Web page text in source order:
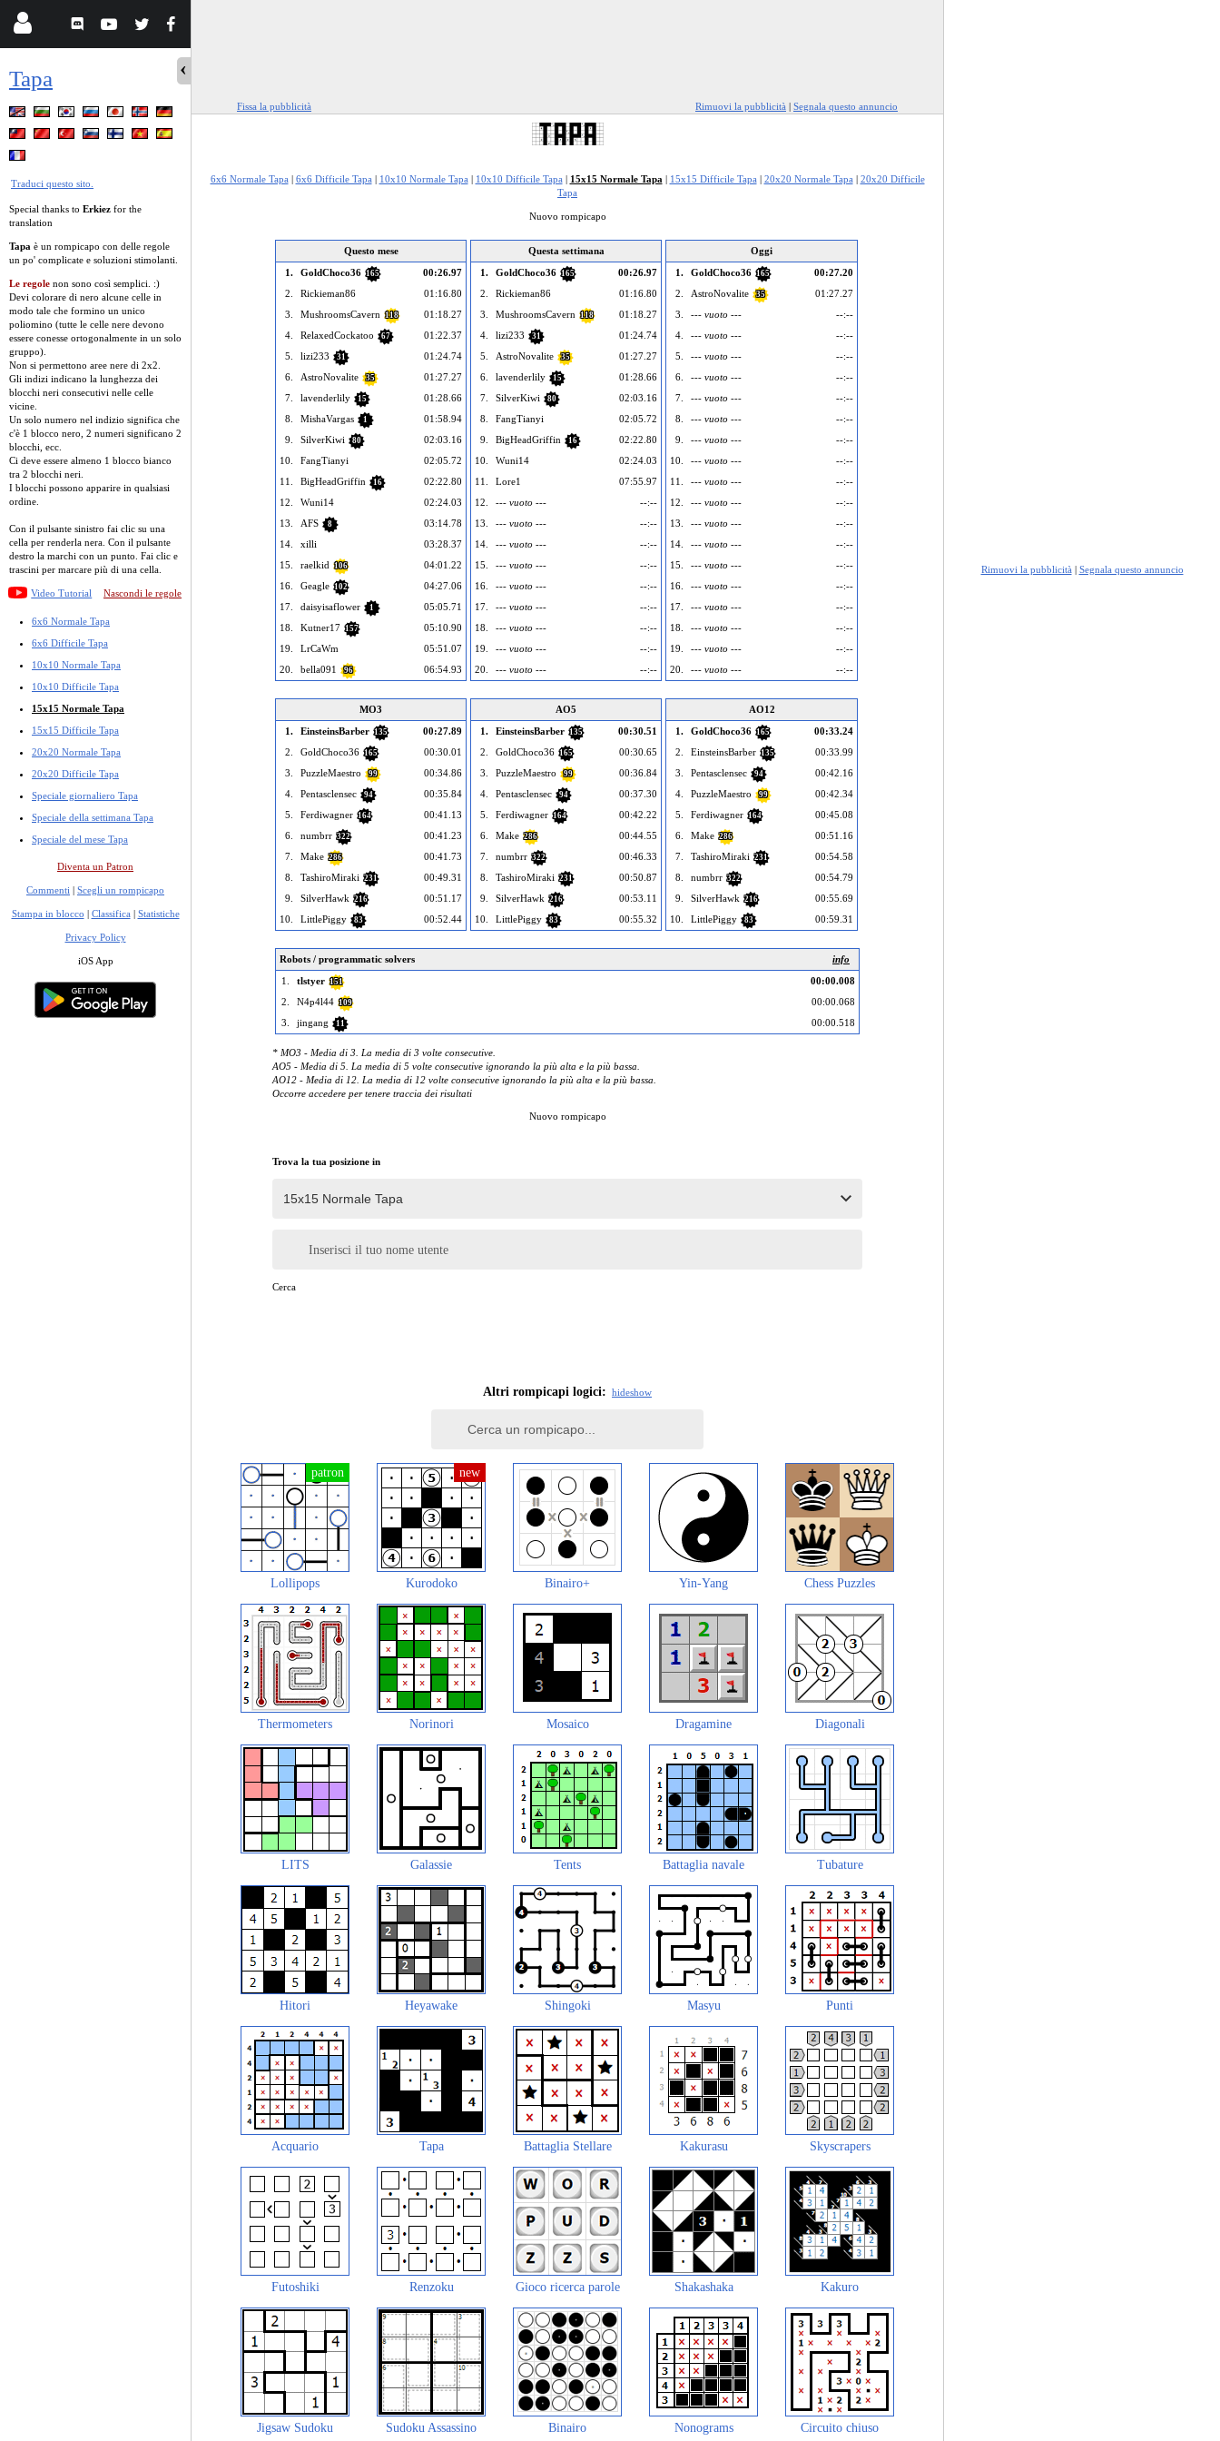
Tapa
Traduci questo sito.
Special thanks to Erkiez for the
translation
Tapa è un rompicapo con delle regole
un po' complicate e soluzioni stimolanti.
Le regole non sono così semplici. :)
Devi colorare di nero alcune celle in
modo tale che formino un unico
poliomino (tutte le celle nere devono
essere conesse ortogonalmente in un solo
gruppo).
Non si permettono aree nere di 2x2.
Gli indizi indicano la lunghezza dei
blocchi neri consecutivi nelle celle
vicine.
Un solo numero nel indizio significa che
c'è 1 blocco nero, 2 numeri significano 2
blocchi, ecc.
Ci deve essere almeno 1 blocco bianco
tra 2 blocchi neri.
I blocchi possono apparire in qualsiasi
ordine.
Con il pulsante sinistro fai clic su una
cella per renderla nera. Con il pulsante
destro la marchi con un punto. Fai clic e
trascini per marcare più di una cella.
Video Tutorial Nascondi le regole
6x6 Normale Tapa
6x6 Difficile Tapa
10x10 Normale Tapa
10x10 Difficile Tapa
15x15 Normale Tapa
15x15 Difficile Tapa
20x20 Normale Tapa
20x20 Difficile Tapa
Speciale giornaliero Tapa
Speciale della settimana Tapa
Speciale del mese Tapa
Diventa un Patron
Commenti | Scegli un rompicapo
Stampa in blocco | Classifica | Statistiche
Privacy Policy
iOS App
Fissa la pubblicità Rimuovi la pubblicità | Segnala questo annuncio
6x6 Normale Tapa | 6x6 Difficile Tapa | 10x10 Normale Tapa | 10x10 Difficile Tapa | 15x15 Normale Tapa | 15x15 Difficile Tapa | 20x20 Normale Tapa | 20x20 Difficile
Tapa
Nuovo rompicapo
Questo mese
1.
GoldChoco36 165
00:26.97
2.
Rickieman86
01:16.80
3.
MushroomsCavern 118
01:18.27
4.
RelaxedCockatoo 67
01:22.37
5.
lizi233 31
01:24.74
6.
AstroNovalite 35
01:27.27
7.
lavenderlily 15
01:28.66
8.
MishaVargas 1
01:58.94
9.
SilverKiwi 80
02:03.16
10.
FangTianyi
02:05.72
11.
BigHeadGriffin 16
02:22.80
12.
Wuni14
02:24.03
13.
AFS 8
03:14.78
14.
xilli
03:28.37
15.
raelkid 106
04:01.22
16.
Geagle 102
04:27.06
17.
daisyisaflower 1
05:05.71
18.
Kutner17 157
05:10.90
19.
LrCaWm
05:51.07
20.
bella091 96 06:54.93
Questa settimana
1.
GoldChoco36 165
00:26.97
2.
Rickieman86
01:16.80
3.
MushroomsCavern 118
01:18.27
4.
lizi233 31
01:24.74
5.
AstroNovalite 35
01:27.27
6.
lavenderlily 15
01:28.66
7.
SilverKiwi 80
02:03.16
8.
FangTianyi
02:05.72
9.
BigHeadGriffin 16
02:22.80
10.
Wuni14
02:24.03
11.
Lore1
07:55.97
12.
--- vuoto ---
--:--
13.
--- vuoto ---
--:--
14.
--- vuoto ---
--:--
15.
--- vuoto ---
--:--
16.
--- vuoto ---
--:--
17.
--- vuoto ---
--:--
18.
--- vuoto ---
--:--
19.
--- vuoto ---
--:--
20.
--- vuoto --- --:--
Oggi
1.
GoldChoco36 165
00:27.20
2.
AstroNovalite 35
01:27.27
3.
--- vuoto ---
--:--
4.
--- vuoto ---
--:--
5.
--- vuoto ---
--:--
6.
--- vuoto ---
--:--
7.
--- vuoto ---
--:--
8.
--- vuoto ---
--:--
9.
--- vuoto ---
--:--
10.
--- vuoto ---
--:--
11.
--- vuoto ---
--:--
12.
--- vuoto ---
--:--
13.
--- vuoto ---
--:--
14.
--- vuoto ---
--:--
15.
--- vuoto ---
--:--
16.
--- vuoto ---
--:--
17.
--- vuoto ---
--:--
18.
--- vuoto ---
--:--
19.
--- vuoto ---
--:--
20.
--- vuoto --- --:--
MO3
1.
EinsteinsBarber 135
00:27.89
2.
GoldChoco36 165
00:30.01
3.
PuzzleMaestro 99
00:34.86
4.
Pentasclensec 94
00:35.84
5.
Ferdiwagner 164
00:41.13
6.
numbrr 322
00:41.23
7.
Make 286
00:41.73
8.
TashiroMiraki 231
00:49.31
9.
SilverHawk 216
00:51.17
10.
LittlePiggy 83 00:52.44
AO5
1.
EinsteinsBarber 135
00:30.51
2.
GoldChoco36 165
00:30.65
3.
PuzzleMaestro 99
00:36.84
4.
Pentasclensec 94
00:37.30
5.
Ferdiwagner 164
00:42.22
6.
Make 286
00:44.55
7.
numbrr 322
00:46.33
8.
TashiroMiraki 231
00:50.87
9.
SilverHawk 216
00:53.11
10.
LittlePiggy 83 00:55.32
AO12
1.
GoldChoco36 165
00:33.24
2.
EinsteinsBarber 135
00:33.99
3.
Pentasclensec 94
00:42.16
4.
PuzzleMaestro 99
00:42.34
5.
Ferdiwagner 164
00:45.08
6.
Make 286
00:51.16
7.
TashiroMiraki 231
00:54.58
8.
numbrr 322
00:54.79
9.
SilverHawk 216
00:55.69
10.
LittlePiggy 83 00:59.31
Robots / programmatic solvers
info
1.
tlstyer 151
00:00.008
2.
N4p4l44 109
00:00.068
3.
jingang 11 00:00.518
* MO3 - Media di 3. La media di 3 volte consecutive.
AO5 - Media di 5. La media di 5 volte consecutive ignorando la più alta e la più bassa.
AO12 - Media di 12. La media di 12 volte consecutive ignorando la più alta e la più bassa.
Occorre accedere per tenere traccia dei risultati
Nuovo rompicapo
Trova la tua posizione in
Inserisci il tuo nome utente
Cerca
Altri rompicapi logici: hideshow
Lollipops Kurodoko Binairo+ Yin-Yang Chess Puzzles
Thermometers Norinori Mosaico Dragamine Diagonali
LITS Galassie Tents Battaglia navale Tubature
Hitori Heyawake Shingoki Masyu Punti
Acquario Tapa Battaglia Stellare Kakurasu Skyscrapers
Futoshiki Renzoku Gioco ricerca parole Shakashaka Kakuro
Jigsaw Sudoku Sudoku Assassino Binairo Nonograms Circuito chiuso
Rimuovi la pubblicità | Segnala questo annuncio